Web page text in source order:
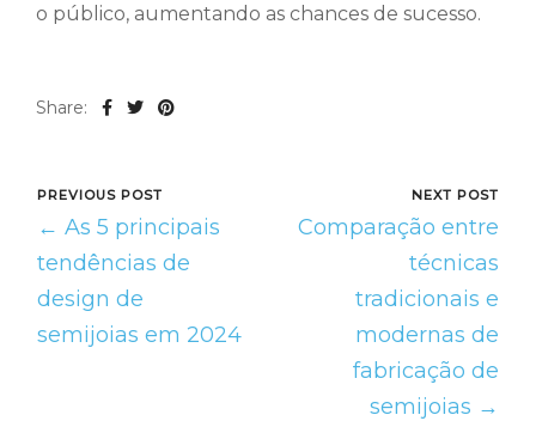
o público, aumentando as chances de sucesso.
Share:
PREVIOUS POST
← As 5 principais
tendências de
design de
semijoias em 2024
NEXT POST
Comparação entre
técnicas
tradicionais e
modernas de
fabricação de
semijoias →